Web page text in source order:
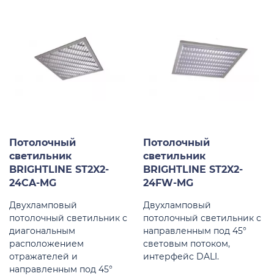
Потолочный
светильник
BRIGHTLINE ST2X2-
24CA-MG
Двухламповый
потолочный светильник с
диагональным
расположением
отражателей и
направленным под 45°
Потолочный
светильник
BRIGHTLINE ST2X2-
24FW-MG
Двухламповый
потолочный светильник с
направленным под 45°
световым потоком,
интерфейс DALI.